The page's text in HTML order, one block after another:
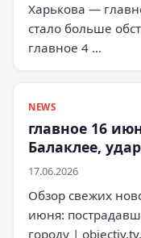
Харькова —
стало больше
главное 4 …
NEWS
главное 16
Балаклее,
17.06.2026
Обзор свежих
июня:
городу |